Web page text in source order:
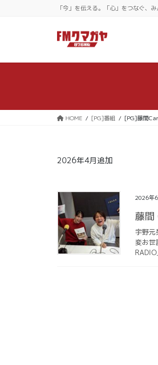
に
ョ
動
「今」を伝える。「心」をつなぐ、み
HOME [PG]番組 [PG]藤間
2026年4月追加
2026年
藤間
宇野元
変お世